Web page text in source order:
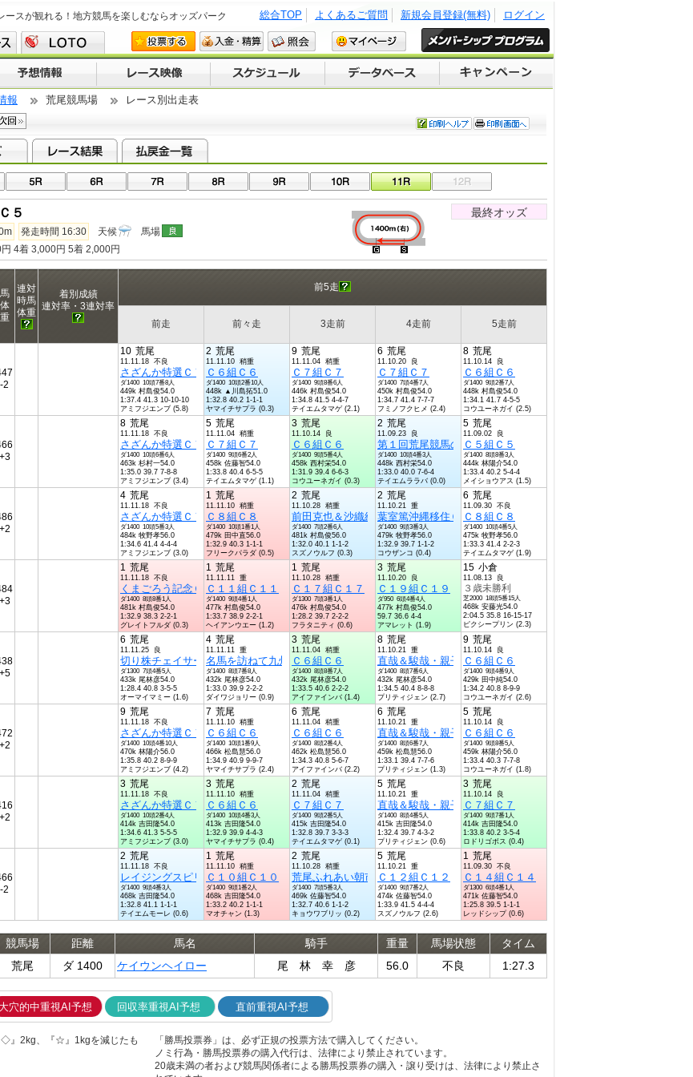
ースが観れる！地方競馬を楽しむならオッズパーク ログイン
新規会員登録(無料)
よくあるご質問
総合TOP
報 荒尾競馬場 レース別出走表
５
発走時間 16:30 天候
馬場
4着 3,000円 5着 2,000円
最終オッズ
馬
体
重
連対
時馬
体重
着別成績
連対率・3連対率
前5走
前走 前々走 3走前 4走前 5走前
-2
10 荒尾
11.11.18 不良
さざんか特選Ｃ７組Ｃ７
ダ1400 10頭7番8人
449k 村島俊54.0
1:37.4 41.3 10-10-10
アミフジエンブ (5.8)
2 荒尾
11.11.10 稍重
Ｃ６組Ｃ６
ダ1400 10頭2番10人
448k ▲川島拓51.0
1:32.8 40.2 1-1-1
ヤマイチサプラ (0.3)
9 荒尾
11.11.04 稍重
Ｃ７組Ｃ７
ダ1400 9頭8番6人
446k 村島俊54.0
1:34.8 41.5 4-4-7
テイエムタマゲ (2.1)
6 荒尾
11.10.20 良
Ｃ７組Ｃ７
ダ1400 7頭4番7人
450k 村島俊54.0
1:34.7 41.4 7-7-7
フミノフクヒメ (2.4)
8 荒尾
11.10.14 良
Ｃ６組Ｃ６
ダ1400 9頭2番7人
448k 村島俊54.0
1:34.1 41.7 4-5-5
コウユーネガイ (2.5)
+3
8 荒尾
11.11.18 不良
さざんか特選Ｃ７組Ｃ７
ダ1400 10頭6番6人
463k 杉村一54.0
1:35.0 39.7 7-8-8
アミフジエンブ (3.4)
5 荒尾
11.11.04 稍重
Ｃ７組Ｃ７
ダ1400 9頭6番2人
458k 佐藤智54.0
1:33.8 40.4 6-5-5
テイエムタマゲ (1.1)
3 荒尾
11.10.14 良
Ｃ６組Ｃ６
ダ1400 9頭5番4人
458k 西村栄54.0
1:31.9 39.4 6-6-3
コウユーネガイ (0.3)
2 荒尾
11.09.23 良
第１回荒尾競馬の決め手杯Ｃ７組Ｃ７
ダ1400 10頭4番3人
448k 西村栄54.0
1:33.0 40.0 7-6-4
テイエムララバ (0.0)
5 荒尾
11.09.02 良
Ｃ５組Ｃ５
ダ1400 8頭8番3人
444k 林陽介54.0
1:33.4 40.2 5-4-4
メイショウアス (1.5)
+2
4 荒尾
11.11.18 不良
さざんか特選Ｃ７組Ｃ７
ダ1400 10頭5番3人
484k 牧野孝56.0
1:34.6 41.4 4-4-4
アミフジエンブ (3.0)
1 荒尾
11.11.10 稍重
Ｃ８組Ｃ８
ダ1400 10頭1番1人
479k 田中直56.0
1:32.9 40.3 1-1-1
フリークパラダ (0.5)
2 荒尾
11.10.28 稍重
前田克也＆沙織結婚十周年杯Ｃ１０組Ｃ１０
ダ1400 7頭2番6人
481k 村島俊56.0
1:32.0 40.1 1-1-2
スズノウルフ (0.3)
2 荒尾
11.10.21 重
葉室篤沖縄移住６周年記念Ｃ１０組Ｃ１０
ダ1400 9頭3番3人
479k 牧野孝56.0
1:32.9 39.7 1-1-2
コウザンコ (0.4)
6 荒尾
11.09.30 不良
Ｃ８組Ｃ８
ダ1400 10頭4番5人
475k 牧野孝56.0
1:33.3 41.4 2-2-3
テイエムタマゲ (1.9)
+3
1 荒尾
11.11.18 不良
くまごろう記念Ｃ９組Ｃ９
ダ1400 8頭8番1人
481k 村島俊54.0
1:32.9 38.3 2-2-1
グレイトフルダ (0.3)
1 荒尾
11.11.11 重
Ｃ１１組Ｃ１１
ダ1400 9頭4番1人
477k 村島俊54.0
1:33.7 38.9 2-2-1
ヘイアンウエー (1.2)
1 荒尾
11.10.28 稍重
Ｃ１７組Ｃ１７
ダ1300 7頭3番1人
476k 村島俊54.0
1:28.2 39.7 2-2-2
フラタニティ (0.6)
3 荒尾
11.10.20 良
Ｃ１９組Ｃ１９
ダ950 6頭4番4人
477k 村島俊54.0
59.7 36.6 4-4
アマレット (1.9)
15 小倉
11.08.13 良
３歳未勝利
芝2000 18頭5番15人
468k 安藤光54.0
2:04.5 35.8 16-15-17
ピクシープリン (2.3)
+5
6 荒尾
11.11.25 良
切り株チェイサー杯Ｃ６組Ｃ６
ダ1300 7頭4番5人
433k 尾林彦54.0
1:28.4 40.8 3-5-5
オーマイマミー (1.6)
4 荒尾
11.11.11 重
名馬を訪ねて九州遠征ＵＩ賞Ｃ５組Ｃ５
ダ1400 8頭7番8人
432k 尾林彦54.0
1:33.0 39.9 2-2-2
ダイワジョリー (0.9)
3 荒尾
11.11.04 稍重
Ｃ６組Ｃ６
ダ1400 8頭8番7人
432k 尾林彦54.0
1:33.5 40.6 2-2-2
アイファインバ (1.4)
8 荒尾
11.10.21 重
直哉＆駿哉・親子荒尾旅記念Ｃ６組Ｃ６
ダ1400 8頭7番6人
432k 尾林彦54.0
1:34.5 40.4 8-8-8
プリティジェン (2.7)
9 荒尾
11.10.14 良
Ｃ６組Ｃ６
ダ1400 9頭4番9人
429k 田中純54.0
1:34.2 40.8 8-9-9
コウユーネガイ (2.6)
+2
9 荒尾
11.11.18 不良
さざんか特選Ｃ７組Ｃ７
ダ1400 10頭4番10人
470k 林陽介56.0
1:35.8 40.2 8-9-9
アミフジエンブ (4.2)
7 荒尾
11.11.10 稍重
Ｃ６組Ｃ６
ダ1400 10頭1番9人
466k 松島慧56.0
1:34.9 40.9 9-9-7
ヤマイチサプラ (2.4)
6 荒尾
11.11.04 稍重
Ｃ６組Ｃ６
ダ1400 8頭2番4人
462k 松島慧56.0
1:34.3 40.8 5-6-7
アイファインバ (2.2)
6 荒尾
11.10.21 重
直哉＆駿哉・親子荒尾旅記念Ｃ６組Ｃ６
ダ1400 8頭6番7人
459k 松島慧56.0
1:33.1 39.4 7-7-6
プリティジェン (1.3)
5 荒尾
11.10.14 良
Ｃ６組Ｃ６
ダ1400 9頭8番5人
459k 林陽介56.0
1:33.4 40.3 7-7-8
コウユーネガイ (1.8)
+2
3 荒尾
11.11.18 不良
さざんか特選Ｃ７組Ｃ７
ダ1400 10頭2番4人
414k 吉田隆54.0
1:34.6 41.3 5-5-5
アミフジエンブ (3.0)
3 荒尾
11.11.10 稍重
Ｃ６組Ｃ６
ダ1400 10頭4番3人
413k 吉田隆54.0
1:32.9 39.9 4-4-3
ヤマイチサプラ (0.4)
2 荒尾
11.11.04 稍重
Ｃ７組Ｃ７
ダ1400 9頭2番5人
415k 吉田隆54.0
1:32.8 39.7 3-3-3
テイエムタマゲ (0.1)
5 荒尾
11.10.21 重
直哉＆駿哉・親子荒尾旅記念Ｃ６組Ｃ６
ダ1400 8頭4番5人
415k 吉田隆54.0
1:32.4 39.7 4-3-2
プリティジェン (0.6)
3 荒尾
11.10.14 良
Ｃ７組Ｃ７
ダ1400 9頭7番1人
414k 吉田隆54.0
1:33.8 40.2 3-5-4
ロドリゴボス (0.4)
-2
2 荒尾
11.11.18 不良
レイジングスピリッツ！杯Ｃ８組Ｃ８
ダ1400 9頭4番3人
468k 吉田隆54.0
1:32.8 41.1 1-1-1
テイエムモーレ (0.6)
1 荒尾
11.11.10 稍重
Ｃ１０組Ｃ１０
ダ1400 9頭1番2人
468k 吉田隆54.0
1:33.2 40.2 1-1-1
マオチャン (1.3)
2 荒尾
11.10.28 稍重
荒尾ふれあい朝市会賞Ｃ１３組Ｃ１３
ダ1400 7頭5番3人
469k 佐藤智54.0
1:32.7 40.6 1-1-2
キョウワブリッ (0.2)
5 荒尾
11.10.21 重
Ｃ１２組Ｃ１２
ダ1400 9頭7番2人
474k 佐藤智54.0
1:33.9 41.5 4-4-4
スズノウルフ (2.6)
1 荒尾
11.09.30 不良
Ｃ１４組Ｃ１４
ダ1300 6頭4番1人
471k 佐藤智54.0
1:25.8 39.5 1-1-1
レッドシップ (0.6)
競馬場 距離 馬名 騎手 重量 馬場状態
タイム
荒尾 ダ 1400 ケイウンヘイロー 尾 林 幸 彦 56.0 不良 1:27.3
大穴的中重視AI予想 回収率重視AI予想 直前重視AI予想
』2kg、『☆』1kgを減じたも
「勝馬投票券」は、必ず正規の投票方法で購入してください。
ノミ行為・勝馬投票券の購入代行は、法律により禁止されています。
20歳未満の者および競馬関係者による勝馬投票券の購入・譲り受けは、法律により禁止さ